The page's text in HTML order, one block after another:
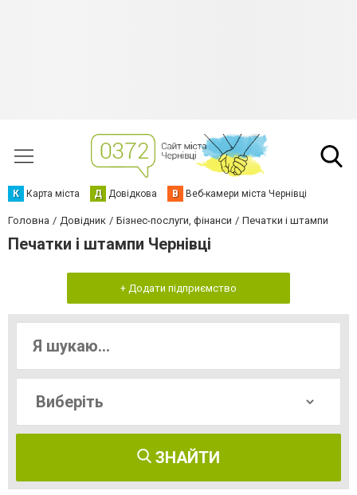
К Карта міста Д Довідкова В Веб-камери міста Чернівці
Головна Довідник Бізнес-послуги, фінанси Печатки і штампи
Печатки і штампи Чернівці
+ Додати підприємство
ЗНАЙТИ